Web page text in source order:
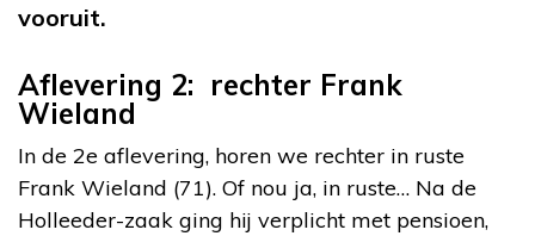
vooruit.
Aflevering 2: rechter Frank
Wieland
In de 2e aflevering, horen we rechter in ruste
Frank Wieland (71). Of nou ja, in ruste… Na de
Holleeder-zaak ging hij verplicht met pensioen,